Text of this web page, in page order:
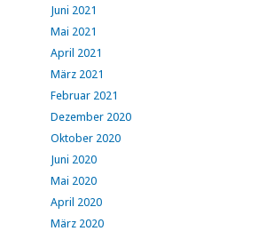
Juni 2021
Mai 2021
April 2021
März 2021
Februar 2021
Dezember 2020
Oktober 2020
Juni 2020
Mai 2020
April 2020
März 2020